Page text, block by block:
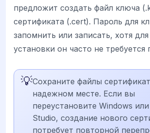
предложит создать файл ключа
сертификата (.cert). Пароль для
запомнить или записать, хотя
установки он часто не требуется
💡Сохраните файлы
надежном месте. Если вы
переустановите Windows
Studio, создание нового
потребует повторной